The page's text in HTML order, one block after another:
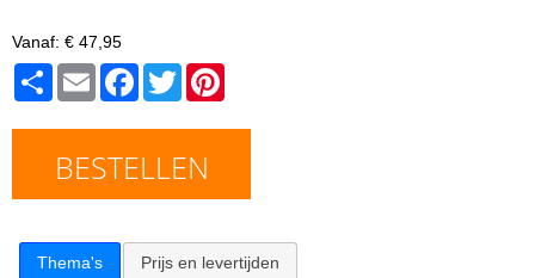
Vanaf: € 47,95
Share Email Facebook
Twitter
BESTELLEN
Thema's Prijs en levertijden